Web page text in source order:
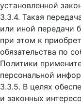
установленной
3.3.4. Такая
или иной передачи
при этом к
обязательства по
Политики
персональной
3.3.5. В целях
и законных